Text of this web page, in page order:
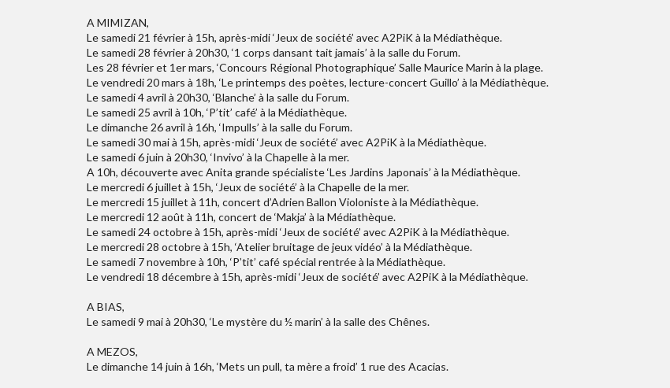
A MIMIZAN,
Le samedi 21 février à 15h, après-midi ‘Jeux de société’ avec A2PiK à la Médiathèque.
Le samedi 28 février à 20h30, ‘1 corps dansant tait jamais’ à la salle du Forum.
Les 28 février et 1er mars, ‘Concours Régional Photographique’ Salle Maurice Marin à la plage.
Le vendredi 20 mars à 18h, ‘Le printemps des poètes, lecture-concert Guillo’ à la Médiathèque.
Le samedi 4 avril à 20h30, ‘Blanche’ à la salle du Forum.
Le samedi 25 avril à 10h, ‘P’tit’ café’ à la Médiathèque.
Le dimanche 26 avril à 16h, ‘Impulls’ à la salle du Forum.
Le samedi 30 mai à 15h, après-midi ‘Jeux de société’ avec A2PiK à la Médiathèque.
Le samedi 6 juin à 20h30, ‘Invivo’ à la Chapelle à la mer.
A 10h, découverte avec Anita grande spécialiste ‘Les Jardins Japonais’ à la Médiathèque.
Le mercredi 6 juillet à 15h, ‘Jeux de société’ à la Chapelle de la mer.
Le mercredi 15 juillet à 11h, concert d’Adrien Ballon Violoniste à la Médiathèque.
Le mercredi 12 août à 11h, concert de ‘Makja’ à la Médiathèque.
Le samedi 24 octobre à 15h, après-midi ‘Jeux de société’ avec A2PiK à la Médiathèque.
Le mercredi 28 octobre à 15h, ‘Atelier bruitage de jeux vidéo’ à la Médiathèque.
Le samedi 7 novembre à 10h, ‘P’tit’ café spécial rentrée à la Médiathèque.
Le vendredi 18 décembre à 15h, après-midi ‘Jeux de société’ avec A2PiK à la Médiathèque.
A BIAS,
Le samedi 9 mai à 20h30, ‘Le mystère du ½ marin’ à la salle des Chênes.
A MEZOS,
Le dimanche 14 juin à 16h, ‘Mets un pull, ta mère a froid’ 1 rue des Acacias.